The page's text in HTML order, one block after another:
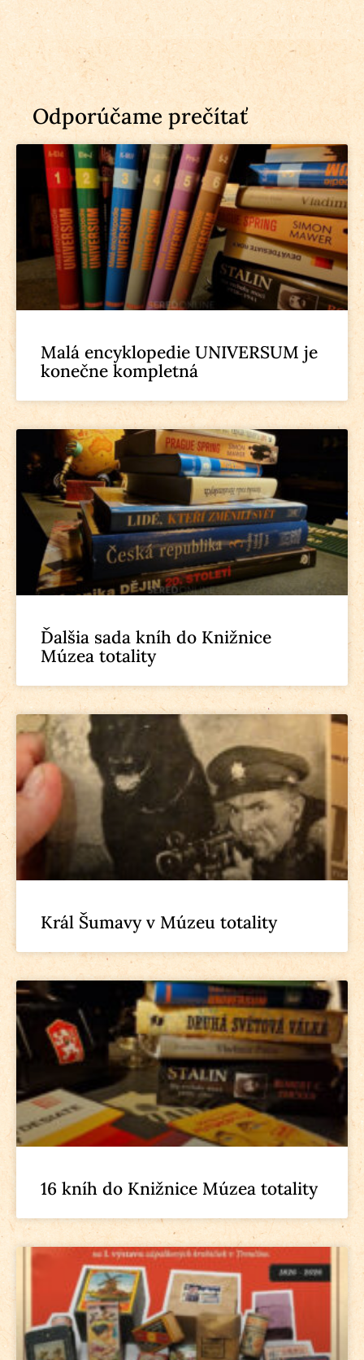
Odporúčame prečítať
Malá encyklopedie UNIVERSUM je
konečne kompletná
Ďalšia sada kníh do Knižnice
Múzea totality
Král Šumavy v Múzeu totality
16 kníh do Knižnice Múzea totality